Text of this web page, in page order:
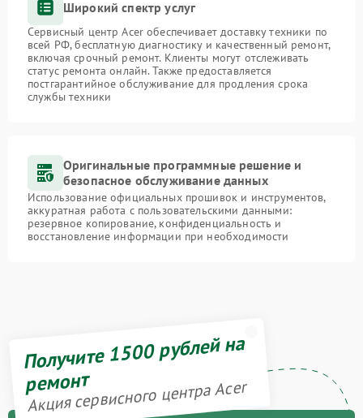
Широкий спектр услуг
Сервисный центр Acer обеспечивает доставку техники по
всей РФ, бесплатную диагностику и качественный ремонт,
включая срочный ремонт. Клиенты могут отслеживать
статус ремонта онлайн. Также предоставляется
постгарантийное обслуживание для продления срока
службы техники
Оригинальные программные решение и
безопасное обслуживание данных
Использование официальных прошивок и инструментов,
аккуратная работа с пользовательскими данными:
резервное копирование, конфиденциальность и
восстановление информации при необходимости
Получите 1500 рублей на
ремонт
Акция сервисного центра Acer